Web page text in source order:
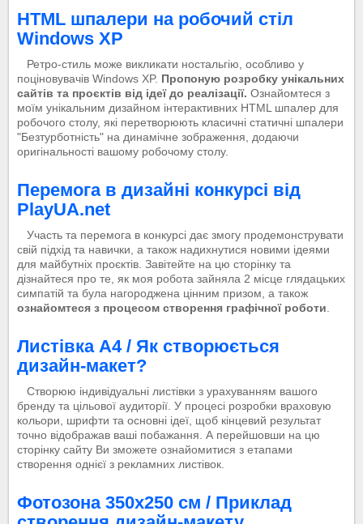
HTML шпалери на робочий стіл
Windows XP
Ретро-стиль може викликати ностальгію, особливо у
поціновувачів Windows XP. Пропоную розробку унікальних
сайтів та проєктів від ідеї до реалізації. Ознайомтеся з
моїм унікальним дизайном інтерактивних HTML шпалер для
робочого столу, які перетворюють класичні статичні шпалери
"Безтурботність" на динамічне зображення, додаючи
оригінальності вашому робочому столу.
Перемога в дизайні конкурсі від
PlayUA.net
Участь та перемога в конкурсі дає змогу продемонструвати
свій підхід та навички, а також надихнутися новими ідеями
для майбутніх проєктів. Завітейте на цю сторінку та
дізнайтеся про те, як моя робота зайняла 2 місце глядацьких
симпатій та була нагороджена цінним призом, а також
ознайомтеся з процесом створення графічної роботи
Листівка А4 / Як створюється
дизайн-макет?
Створюю індивідуальні листівки з урахуванням вашого
бренду та цільової аудиторії. У процесі розробки враховую
кольори, шрифти та основні ідеї, щоб кінцевий результат
точно відображав ваші побажання. А перейшовши на цю
сторінку сайту Ви зможете ознайомитися з етапами
створення однієї з рекламних листівок.
Фотозона 350х250 см / Приклад